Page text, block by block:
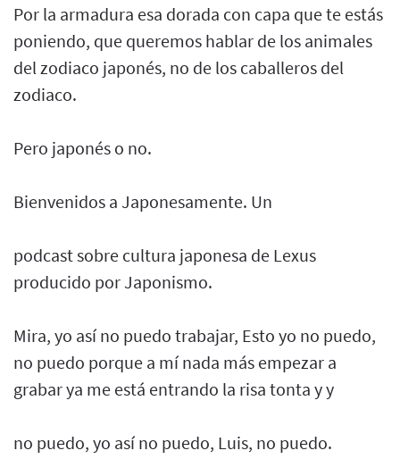
Por la armadura esa dorada con capa que te estás
poniendo, que queremos hablar de los animales
del zodiaco japonés, no de los caballeros del
zodiaco.
Pero japonés o no.
Bienvenidos a Japonesamente. Un
podcast sobre cultura japonesa de Lexus
producido por Japonismo.
Mira, yo así no puedo trabajar, Esto yo no puedo,
no puedo porque a mí nada más empezar a
grabar ya me está entrando la risa tonta y y
no puedo, yo así no puedo, Luis, no puedo.